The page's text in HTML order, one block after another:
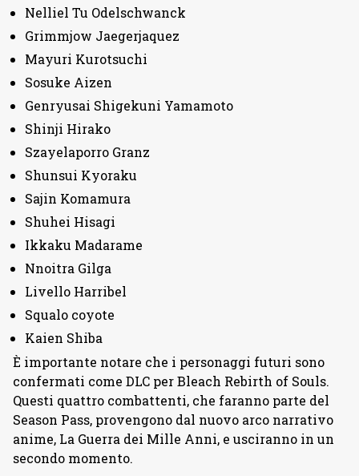
Nelliel Tu Odelschwanck
Grimmjow Jaegerjaquez
Mayuri Kurotsuchi
Sosuke Aizen
Genryusai Shigekuni Yamamoto
Shinji Hirako
Szayelaporro Granz
Shunsui Kyoraku
Sajin Komamura
Shuhei Hisagi
Ikkaku Madarame
Nnoitra Gilga
Livello Harribel
Squalo coyote
Kaien Shiba
È importante notare che i personaggi futuri sono
confermati come DLC per Bleach Rebirth of Souls.
Questi quattro combattenti, che faranno parte del
Season Pass, provengono dal nuovo arco narrativo
anime, La Guerra dei Mille Anni, e usciranno in un
secondo momento.